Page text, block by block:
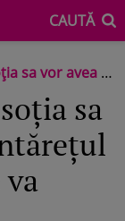
CAUTĂ
dezvăluit ce nume va purta copilul
sa